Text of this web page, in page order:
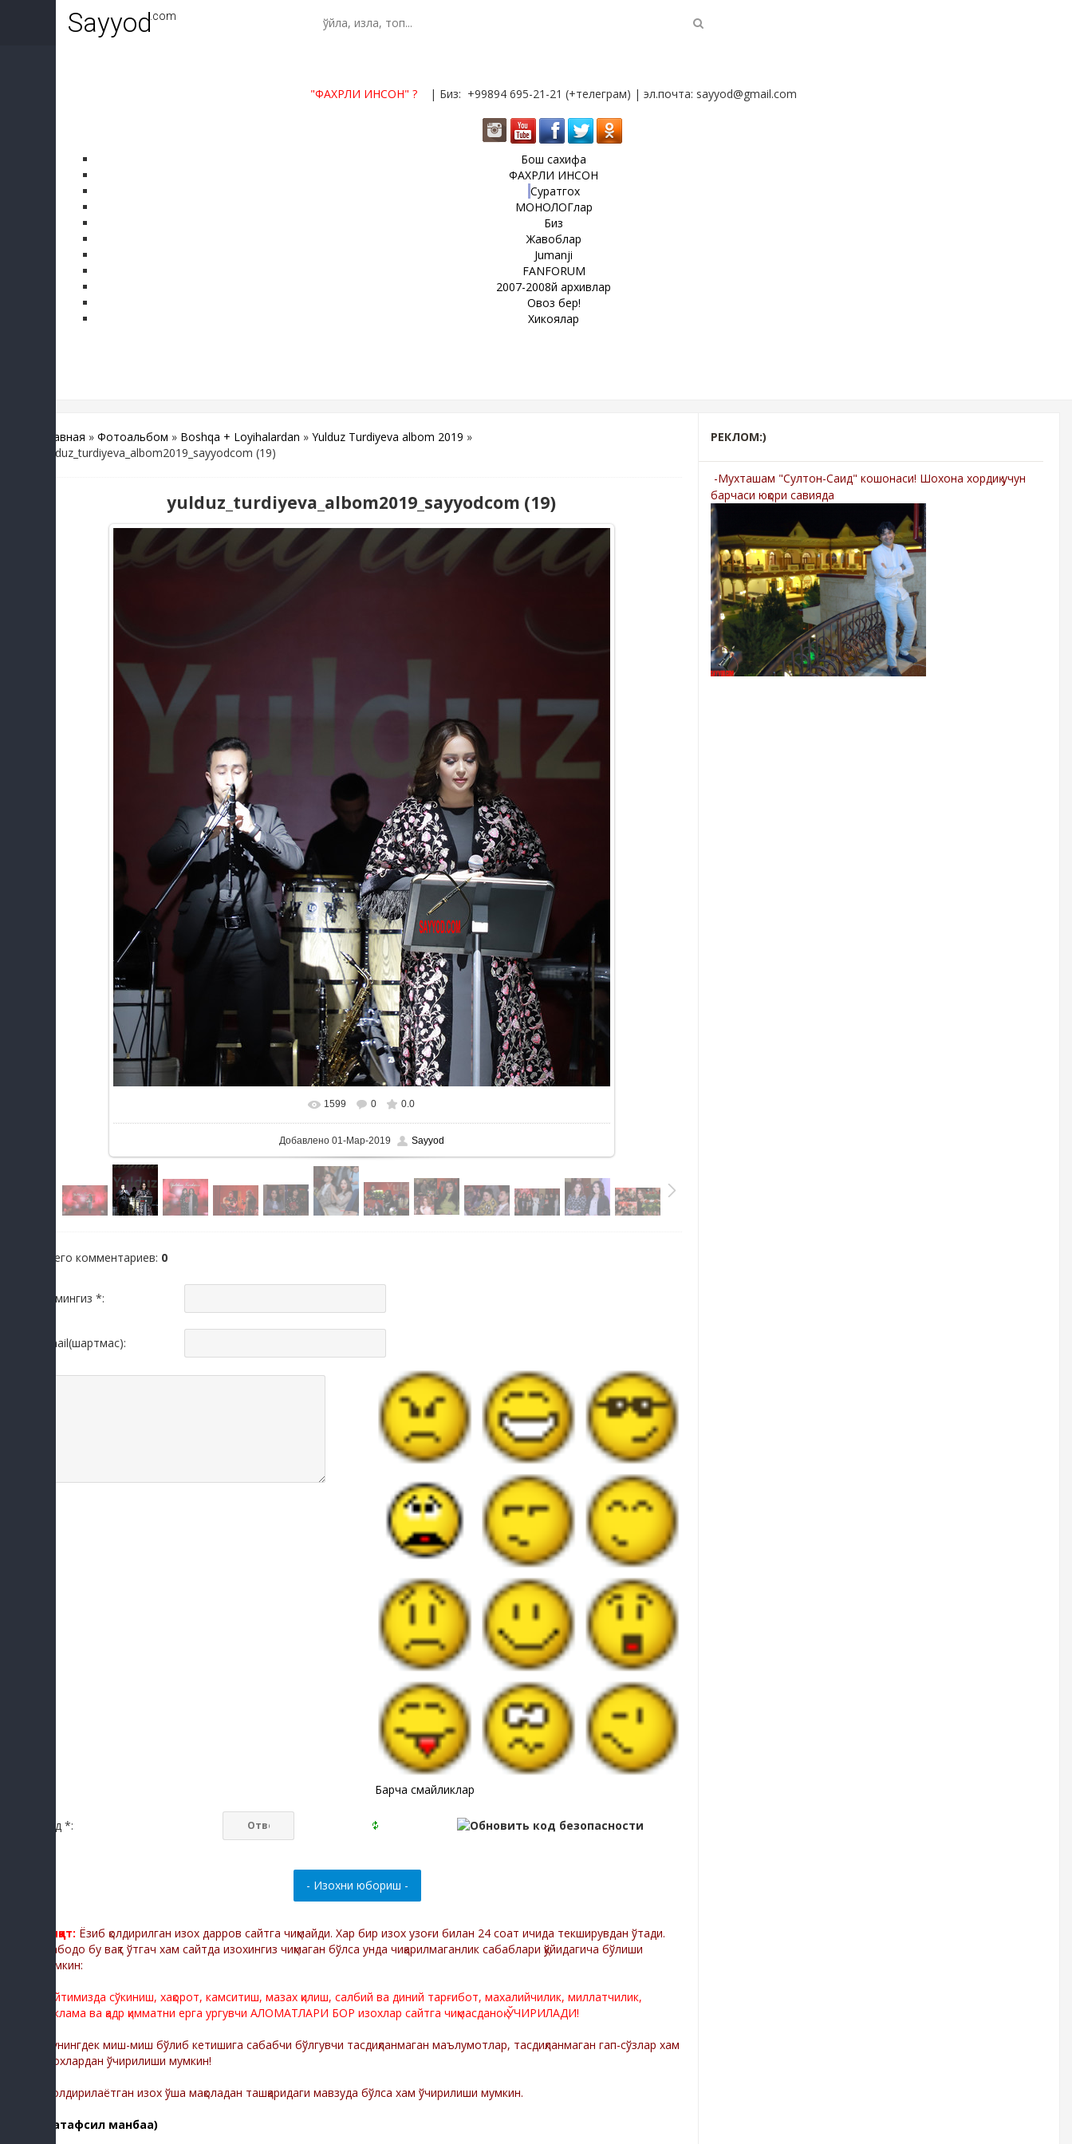
Sayyod.com
"ФАХРЛИ ИНСОН"? | Биз: +99894 695-21-21 (+телеграм) | эл.почта: sayyod@gmail.com
Бош сахифа
ФАХРЛИ ИНСОН
Суратгох
МОНОЛОГлар
Биз
Жавоблар
Jumanji
FANFORUM
2007-2008й архивлар
Овоз бер!
Хикоялар
Главная » Фотоальбом » Boshqa + Loyihalardan » Yulduz Turdiyeva albom 2019 »
yulduz_turdiyeva_albom2019_sayyodcom (19)
yulduz_turdiyeva_albom2019_sayyodcom (19)
В реальном размере 1111x1248
1599 0 0.0
Добавлено01-Мар-2019 Sayyod
Всего комментариев: 0
Исмингиз *:
Email(шартмас):
Барча смайликлар
Код *:
Диққат: Ёзиб қолдирилган изох дарров сайтга чиқмайди. Хар бир изох узоғи билан 24 соат ичида текширувдан ўтади.
Мабодо бу вақт ўтгач хам сайтда изохингиз чиқмаган бўлса унда чиқарилмаганлик сабаблари қўйидагича бўлиши
мумкин:
Сайтимизда сўкиниш, хақорот, камситиш, мазах қилиш, салбий ва диний тарғибот, махалийчилик, миллатчилик,
реклама ва қадр қимматни ерга ургувчи АЛОМАТЛАРИ БОР изохлар сайтга чиқмасданоқ ЎЧИРИЛАДИ!
Шунингдек миш-миш бўлиб кетишига сабабчи бўлгувчи тасдиқланмаган маълумотлар, тасдиқланмаган гап-сўзлар хам
изохлардан ўчирилиши мумкин!
-Қолдирилаётган изох ўша мақоладан ташқаридаги мавзуда бўлса хам ўчирилиши мумкин.
(батафсил манбаа)
РЕКЛОМ:)
-Мухташам "Султон-Саид" кошонаси! Шохона хордиқ учун
барчаси юқори савияда